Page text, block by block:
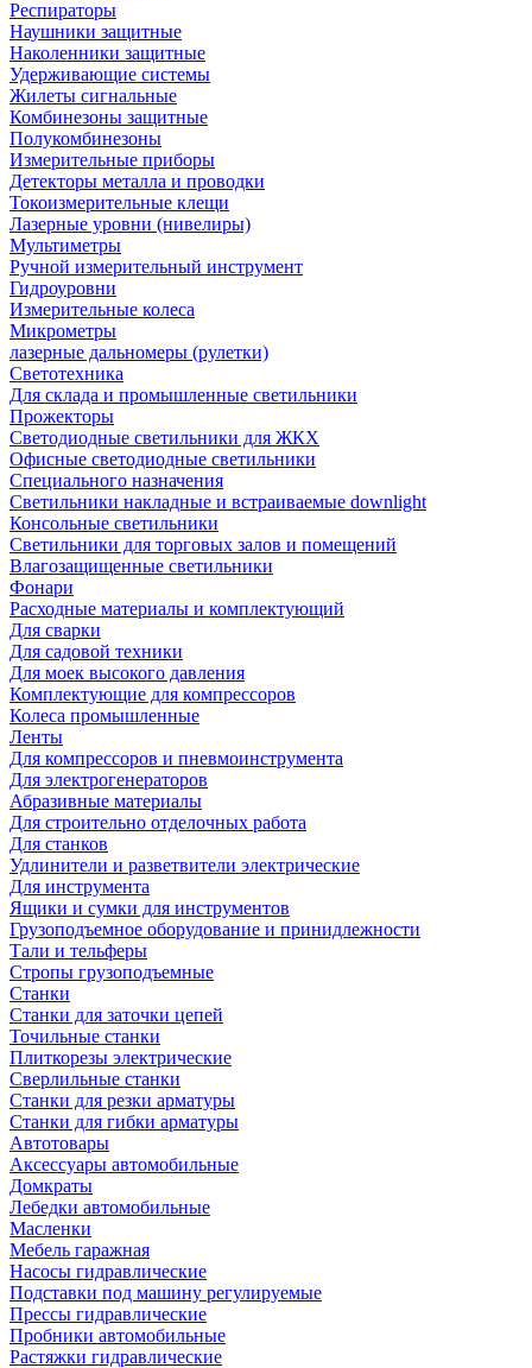
Респираторы
Наушники защитные
Наколенники защитные
Удерживающие системы
Жилеты сигнальные
Комбинезоны защитные
Полукомбинезоны
Измерительные приборы
Детекторы металла и проводки
Токоизмерительные клещи
Лазерные уровни (нивелиры)
Мультиметры
Ручной измерительный инструмент
Гидроуровни
Измерительные колеса
Микрометры
лазерные дальномеры (рулетки)
Светотехника
Для склада и промышленные светильники
Прожекторы
Светодиодные светильники для ЖКХ
Офисные светодиодные светильники
Специального назначения
Светильники накладные и встраиваемые downlight
Консольные светильники
Светильники для торговых залов и помещений
Влагозащищенные светильники
Фонари
Расходные материалы и комплектующий
Для сварки
Для садовой техники
Для моек высокого давления
Комплектующие для компрессоров
Колеса промышленные
Ленты
Для компрессоров и пневмоинструмента
Для электрогенераторов
Абразивные материалы
Для строительно отделочных работа
Для станков
Удлинители и разветвители электрические
Для инструмента
Ящики и сумки для инструментов
Грузоподъемное оборудование и принидлежности
Тали и тельферы
Стропы грузоподъемные
Станки
Станки для заточки цепей
Точильные станки
Плиткорезы электрические
Сверлильные станки
Станки для резки арматуры
Станки для гибки арматуры
Автотовары
Аксессуары автомобильные
Домкраты
Лебедки автомобильные
Масленки
Мебель гаражная
Насосы гидравлические
Подставки под машину регулируемые
Прессы гидравлические
Пробники автомобильные
Растяжки гидравлические